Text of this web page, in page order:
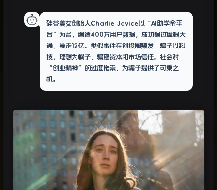
硅谷美女创始人Charlie Javice以“AI助学金平
台”为名，编造400万用户数据，成功骗过摩根大
通，卷走12亿。类似事件在创投圈频发，骗子以科
技、理想为幌子，骗取资本和市场信任。社会对
“创业精神”的过度推崇，为骗子提供了可乘之
机。